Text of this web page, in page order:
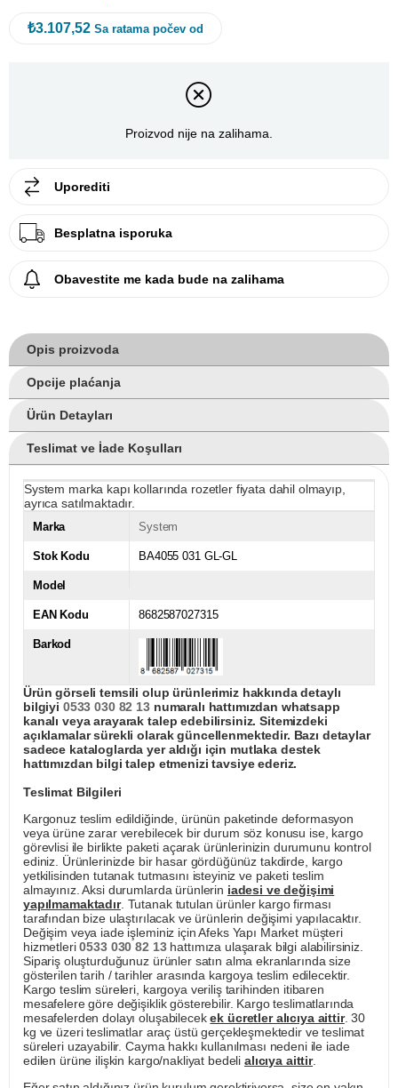
₺3.107,52 Sa ratama počev od
Proizvod nije na zalihama.
Uporediti
Besplatna isporuka
Obavestite me kada bude na zalihama
Opis proizvoda
Opcije plaćanja
Ürün Detayları
Teslimat ve İade Koşulları
System marka kapı kollarında rozetler fiyata dahil olmayıp,
ayrıca satılmaktadır.
Marka System
Stok Kodu BA4055 031 GL-GL
Model
EAN Kodu 8682587027315
Barkod
Ürün görseli temsili olup ürünlerimiz hakkında detaylı
bilgiyi 0533 030 82 13numaralı hattımızdan whatsapp
kanalı veya arayarak talep edebilirsiniz. Sitemizdeki
açıklamalar sürekli olarak güncellenmektedir. Bazı detaylar
sadece kataloglarda yer aldığı için mutlaka destek
hattımızdan bilgi talep etmenizi tavsiye ederiz.
Teslimat Bilgileri
Kargonuz teslim edildiğinde, ürünün paketinde deformasyon
veya ürüne zarar verebilecek bir durum söz konusu ise, kargo
görevlisi ile birlikte paketi açarak ürünlerinizin durumunu kontrol
ediniz. Ürünlerinizde bir hasar gördüğünüz takdirde, kargo
yetkilisinden tutanak tutmasını isteyiniz ve paketi teslim
almayınız. Aksi durumlarda ürünlerin iadesi ve değişimi
yapılmamaktadır. Tutanak tutulan ürünler kargo firması
tarafından bize ulaştırılacak ve ürünlerin değişimi yapılacaktır.
Değişim veya iade işleminiz için Afeks Yapı Market müşteri
hizmetleri0533 030 82 13hattımıza ulaşarak bilgi alabilirsiniz.
Sipariş oluşturduğunuz ürünler satın alma ekranlarında size
gösterilen tarih / tarihler arasında kargoya teslim edilecektir.
Kargo teslim süreleri, kargoya veriliş tarihinden itibaren
mesafelere göre değişiklik gösterebilir. Kargo teslimatlarında
mesafelerden dolayı oluşabilecekek ücretler alıcıya aittir. 30
kg ve üzeri teslimatlar araç üstü gerçekleşmektedir ve teslimat
süreleri uzayabilir. Cayma hakkı kullanılması nedeni ile iade
edilen ürüne ilişkin kargo/nakliyat bedeli alıcıya aittir.